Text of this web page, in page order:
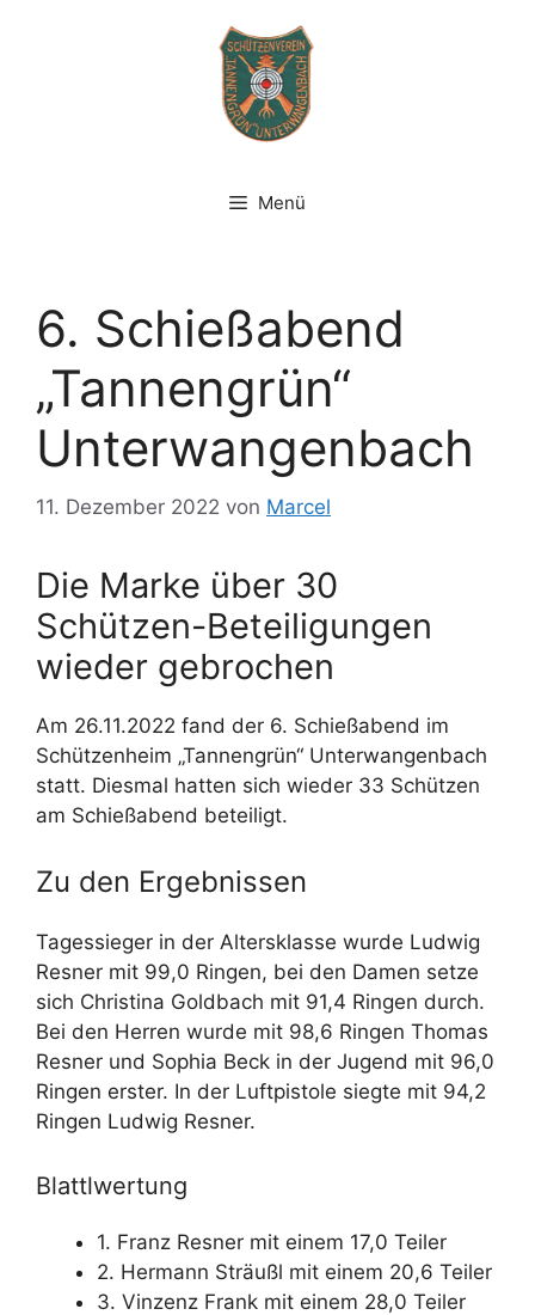
Menü
6. Schießabend
„Tannengrün“
Unterwangenbach
11. Dezember 2022 von Marcel
Die Marke über 30
Schützen-Beteiligungen
wieder gebrochen
Am 26.11.2022 fand der 6. Schießabend im
Schützenheim „Tannengrün“ Unterwangenbach
statt. Diesmal hatten sich wieder 33 Schützen
am Schießabend beteiligt.
Zu den Ergebnissen
Tagessieger in der Altersklasse wurde Ludwig
Resner mit 99,0 Ringen, bei den Damen setze
sich Christina Goldbach mit 91,4 Ringen durch.
Bei den Herren wurde mit 98,6 Ringen Thomas
Resner und Sophia Beck in der Jugend mit 96,0
Ringen erster. In der Luftpistole siegte mit 94,2
Ringen Ludwig Resner.
Blattlwertung
1. Franz Resner mit einem 17,0 Teiler
2. Hermann Sträußl mit einem 20,6 Teiler
3. Vinzenz Frank mit einem 28,0 Teiler